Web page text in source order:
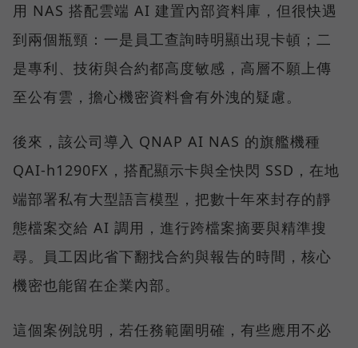
用 NAS 搭配雲端 AI 建置內部資料庫，但很快遇
到兩個瓶頸：一是員工查詢時明顯出現卡頓；二
是專利、技術與合約都高度敏感，高層不願上傳
至公有雲，擔心機密資料會有外洩的疑慮。
後來，該公司導入 QNAP AI NAS 的旗艦機種
QAI-h1290FX，搭配顯示卡與全快閃 SSD，在地
端部署私有大型語言模型，把數十年來封存的靜
態檔案交給 AI 調用，進行跨檔案摘要與精準搜
尋。員工因此省下翻找合約與報告的時間，核心
機密也能留在企業內部。
這個案例說明，若任務範圍明確，有些應用不必